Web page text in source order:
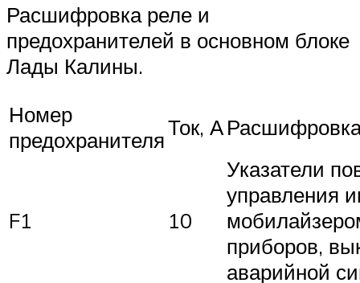
Расшифровка реле и
предохранителей в основном блоке
Лады Калины.
Номер
предохранителяТок, А
F1 10
Указатели
управления
приборов,
аварийной